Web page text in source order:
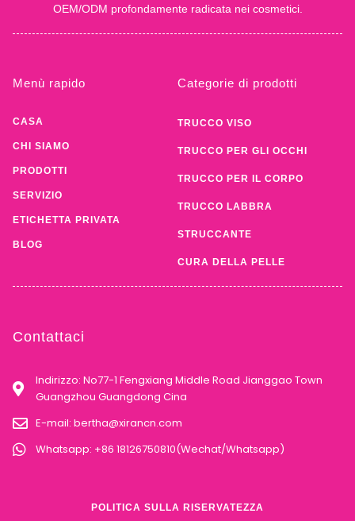
OEM/ODM profondamente radicata nei cosmetici.
Menù rapido
CASA
CHI SIAMO
PRODOTTI
SERVIZIO
ETICHETTA PRIVATA
BLOG
Categorie di prodotti
TRUCCO VISO
TRUCCO PER GLI OCCHI
TRUCCO PER IL CORPO
TRUCCO LABBRA
STRUCCANTE
CURA DELLA PELLE
Contattaci
Indirizzo: No77-1 Fengxiang Middle Road Jianggao Town
Guangzhou Guangdong Cina
E-mail: bertha@xirancn.com
Whatsapp: +86 18126750810(Wechat/Whatsapp)
POLITICA SULLA RISERVATEZZA